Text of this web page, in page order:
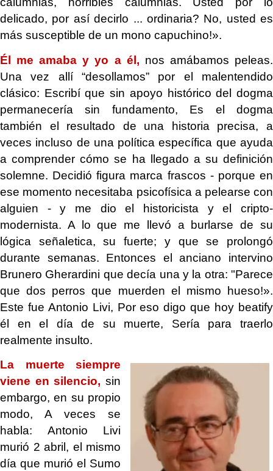
delicado, por así decirlo ... ordinaria? No, usted es
más susceptible de un mono capuchino!».
Él me amaba y yo a él, nos amábamos peleas.
Una vez allí “desollamos” por el malentendido
clásico: Escribí que sin apoyo histórico del dogma
permanecería sin fundamento, Es el dogma
también el resultado de una historia precisa, a
veces incluso de una política específica que ayuda
a comprender cómo se ha llegado a su definición
solemne. Decidió figura marca frascos - porque en
ese momento necesitaba psicofísica a pelearse con
alguien - y me dio el historicista y el cripto-
modernista. A lo que me llevó a burlarse de su
lógica señaletica, su fuerte; y que se prolongó
durante semanas. Entonces el anciano intervino
Brunero Gherardini que decía una y la otra: "Parece
que dos perros que muerden el mismo hueso!».
Este fue Antonio Livi, Por eso digo que hoy beatify
él en el día de su muerte, Sería para traerlo
realmente insulto.
La muerte siempre
viene en silencio, sin
embargo, en su propio
modo, A veces se
habla: Antonio Livi
murió 2 abril, el mismo
día que murió el Sumo